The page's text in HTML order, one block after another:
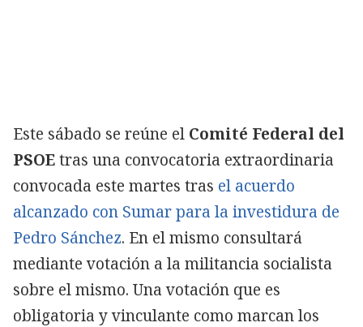
Este sábado se reúne el Comité Federal del
PSOEtras una convocatoria extraordinaria
convocada este martes tras el acuerdo
alcanzado con Sumar para la investidura de
Pedro Sánchez. En el mismo consultará
mediante votación a la militancia socialista
sobre el mismo. Una votación que es
obligatoria y vinculante como marcan los